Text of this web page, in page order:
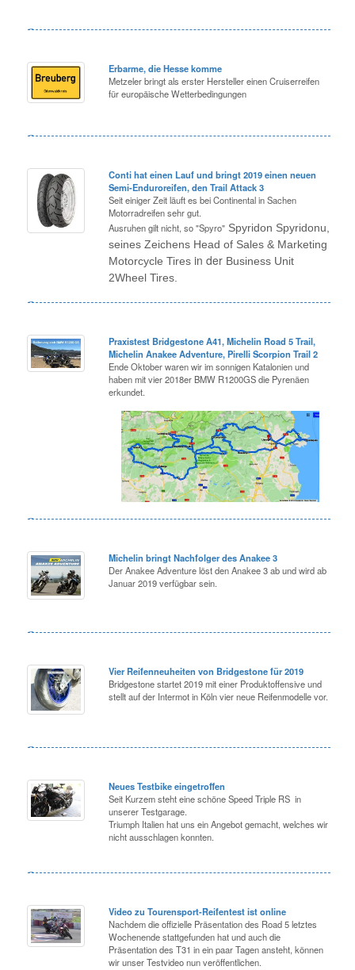
Erbarme, die Hesse komme
Metzeler bringt als erster Hersteller einen Cruiserreifen
für europäische Wetterbedingungen
Conti hat einen Lauf und bringt 2019 einen neuen
Semi-Enduroreifen, den Trail Attack 3
Seit einiger Zeit läuft es bei Continental in Sachen
Motorradreifen sehr gut.
Ausruhen gilt nicht, so "Spyro" Spyridon Spyridonu,
seines Zeichens Head of Sales & Marketing
Motorcycle Tires in der Business Unit
2Wheel Tires.
Praxistest Bridgestone A41, Michelin Road 5 Trail,
Michelin Anakee Adventure, Pirelli Scorpion Trail 2
Ende Oktober waren wir im sonnigen Katalonien und
haben mit vier 2018er BMW R1200GS die Pyrenäen
erkundet.
Michelin bringt Nachfolger des Anakee 3
Der Anakee Adventure löst den Anakee 3 ab und wird ab
Januar 2019 verfügbar sein.
Vier Reifenneuheiten von Bridgestone für 2019
Bridgestone startet 2019 mit einer Produktoffensive und
stellt auf der Intermot in Köln vier neue Reifenmodelle vor.
Neues Testbike eingetroffen
Seit Kurzem steht eine schöne Speed Triple RS in
unserer Testgarage.
Triumph Italien hat uns ein Angebot gemacht, welches wir
nicht ausschlagen konnten.
Video zu Tourensport-Reifentest ist online
Nachdem die offizielle Präsentation des Road 5 letztes
Wochenende stattgefunden hat und auch die
Präsentation des T31 in ein paar Tagen ansteht, können
wir unser Testvideo nun veröffentlichen.